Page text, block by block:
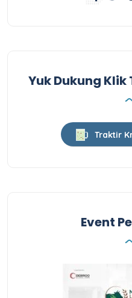
Yuk Dukung Klik
Traktir
Event